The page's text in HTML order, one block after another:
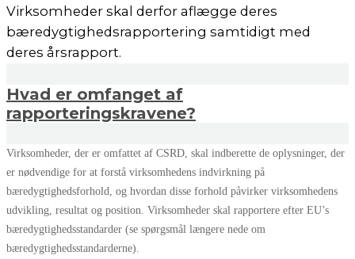
Virksomheder skal derfor aflægge deres
bæredygtighedsrapportering samtidigt med
deres årsrapport.
Hvad er omfanget af
rapporteringskravene?
Virksomheder, der er omfattet af CSRD, skal indberette de oplysninger, der
er nødvendige for at forstå virksomhedens indvirkning på
bæredygtighedsforhold, og hvordan disse forhold påvirker virksomhedens
udvikling, resultat og position. Virksomheder skal rapportere efter EU’s
bæredygtighedsstandarder (se spørgsmål længere nede om
bæredygtighedsstandarderne).